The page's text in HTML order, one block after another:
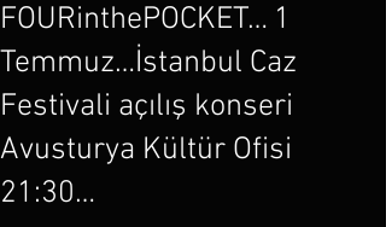
FOURinthePOCKET… 1
Temmuz…İstanbul Caz
Festivali açılış konseri
Avusturya Kültür Ofisi
21:30…